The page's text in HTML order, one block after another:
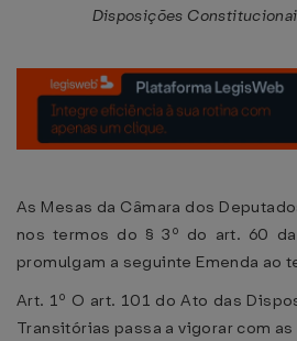
Disposições
As Mesas da Câmara dos
nos termos do § 3º do art. 60
promulgam a seguinte Emenda ao
Art. 1º O art. 101 do Ato das
Transitórias passa a vigorar com